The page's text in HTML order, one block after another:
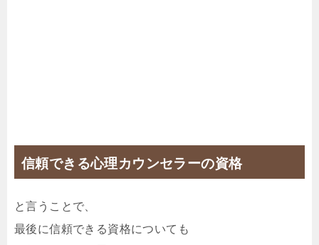
信頼できる心理カウンセラーの資格
と言うことで、
最後に信頼できる資格についても